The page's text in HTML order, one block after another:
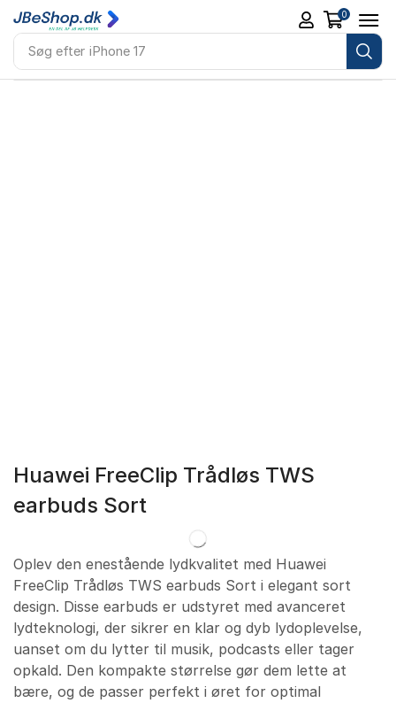
Søg efter iPhone 17
0
Huawei FreeClip Trådløs TWS
earbuds Sort
Oplev den enestående lydkvalitet med Huawei
FreeClip Trådløs TWS earbuds Sort i elegant sort
design. Disse earbuds er udstyret med avanceret
lydteknologi, der sikrer en klar og dyb lydoplevelse,
uanset om du lytter til musik, podcasts eller tager
opkald. Den kompakte størrelse gør dem lette at
bære, og de passer perfekt i øret for optimal